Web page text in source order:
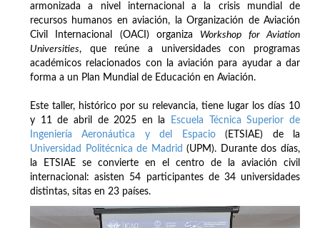
armonizada a nivel internacional a la crisis mundial de
recursos humanos en aviación, la Organización de Aviación
Civil Internacional (OACI) organiza Workshop for Aviation
Universities, que reúne a universidades con programas
académicos relacionados con la aviación para ayudar a dar
forma a un Plan Mundial de Educación en Aviación.
Este taller, histórico por su relevancia, tiene lugar los días 10
y 11 de abril de 2025 en la
Escuela Técnica Superior de
Ingeniería Aeronáutica y del Espacio(ETSIAE) de la
Universidad Politécnica de Madrid (UPM). Durante dos días,
la ETSIAE se convierte en el centro de la aviación civil
internacional: asisten 54 participantes de 34 universidades
distintas, sitas en 23 países.